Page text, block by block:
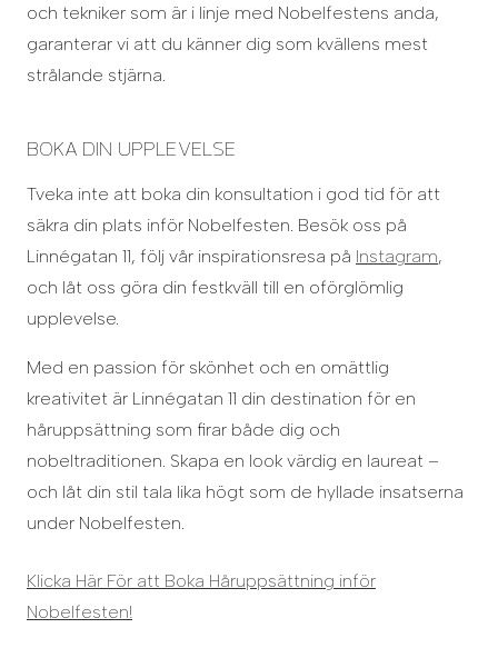
och tekniker som är i linje med Nobelfestens anda,
garanterar vi att du känner dig som kvällens mest
strålande stjärna.
BOKA DIN UPPLEVELSE
Tveka inte att boka din konsultation i god tid för att
säkra din plats inför Nobelfesten. Besök oss på
Linnégatan 11, följ vår inspirationsresa på Instagram,
och låt oss göra din festkväll till en oförglömlig
upplevelse.
Med en passion för skönhet och en omättlig
kreativitet är Linnégatan 11 din destination för en
håruppsättning som firar både dig och
nobeltraditionen. Skapa en look värdig en laureat –
och låt din stil tala lika högt som de hyllade insatserna
under Nobelfesten.
Klicka Här För att Boka Håruppsättning inför
Nobelfesten!